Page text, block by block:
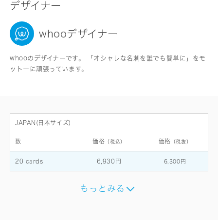
デザイナー
whooデザイナー
whooのデザイナーです。 「オシャレな名刺を誰でも簡単に」をモ
ットーに頑張っています。
JAPAN(日本サイズ)
数 価格 （税込） 価格 （税抜）
20 cards 6,930円 6,300円
もっとみる